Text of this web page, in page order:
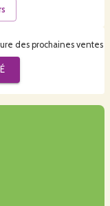
des prochaines ventes